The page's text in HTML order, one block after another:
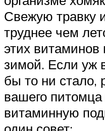
Свежую травку
труднее чем
этих витаминов
зимой. Если уж
бы то ни стало,
вашего
витаминную